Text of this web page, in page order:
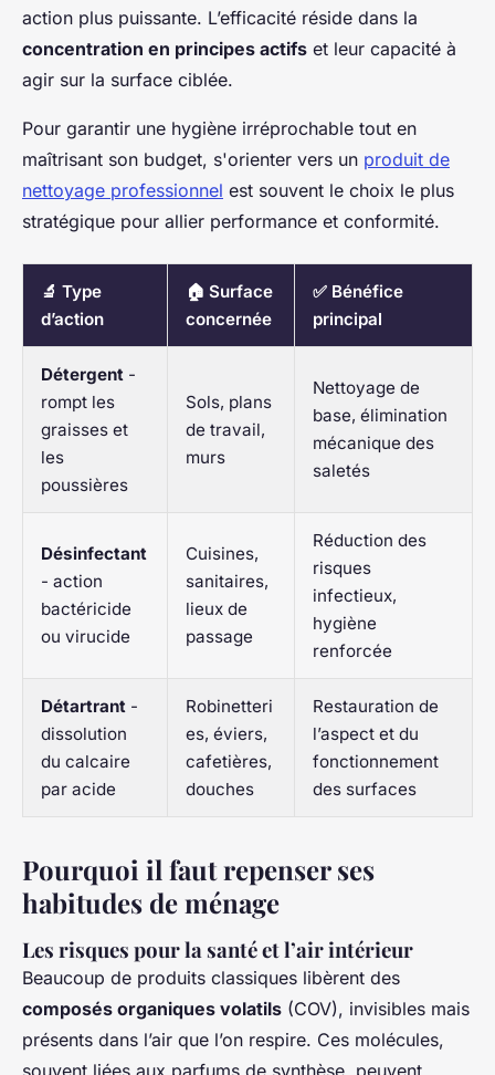
action plus puissante. L’efficacité réside dans la
concentration en principes actifs et leur capacité à
agir sur la surface ciblée.
Pour garantir une hygiène irréprochable tout en
maîtrisant son budget, s'orienter vers un produit de
nettoyage professionnel est souvent le choix le plus
stratégique pour allier performance et conformité.
🔬 Type
d’action
🏠 Surface
concernée
✅ Bénéfice
principal
Détergent -
rompt les
graisses et
les
poussières
Sols, plans
de travail,
murs
Nettoyage de
base, élimination
mécanique des
saletés
Désinfectant
- action
bactéricide
ou virucide
Cuisines,
sanitaires,
lieux de
passage
Réduction des
risques
infectieux,
hygiène
renforcée
Détartrant -
dissolution
du calcaire
par acide
Robinetteri
es, éviers,
cafetières,
douches
Restauration de
l’aspect et du
fonctionnement
des surfaces
Pourquoi il faut repenser ses
habitudes de ménage
Les risques pour la santé et l’air intérieur
Beaucoup de produits classiques libèrent des
composés organiques volatils (COV), invisibles mais
présents dans l’air que l’on respire. Ces molécules,